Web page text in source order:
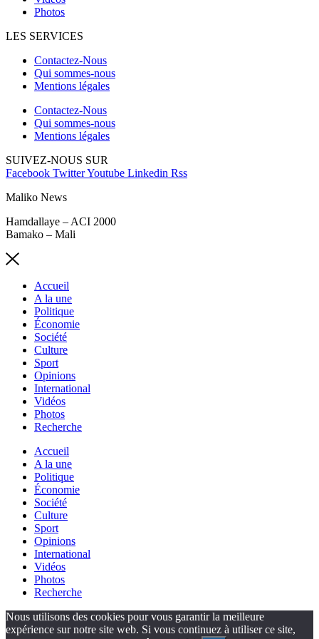
Photos
LES SERVICES
Contactez-Nous
Qui sommes-nous
Mentions légales
Contactez-Nous
Qui sommes-nous
Mentions légales
SUIVEZ-NOUS SUR
Facebook TwitterYoutube Linkedin Rss
Maliko News
Hamdallaye – ACI 2000
Bamako – Mali
Accueil
A la une
Politique
Économie
Société
Culture
Sport
Opinions
International
Vidéos
Photos
Recherche
Accueil
A la une
Politique
Économie
Société
Culture
Sport
Opinions
International
Vidéos
Photos
Recherche
Nous utilisons des cookies pour vous garantir la meilleure
expérience sur notre site web. Si vous continuez à utiliser ce site,